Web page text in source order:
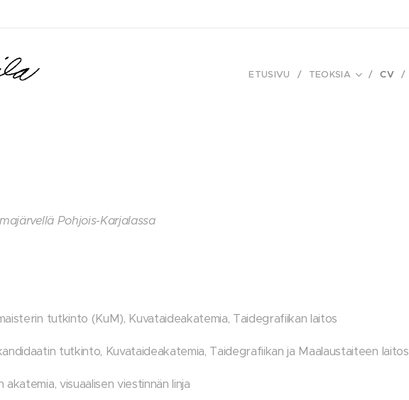
ETUSIVU TEOKSIA CV
Pohjois-Karjalassa
tutkinto (KuM), Kuvataideakatemia, Taidegrafiikan laitos
tutkinto, Kuvataideakatemia, Taidegrafiikan ja Maalaustaiteen laitos
visuaalisen viestinnän linja